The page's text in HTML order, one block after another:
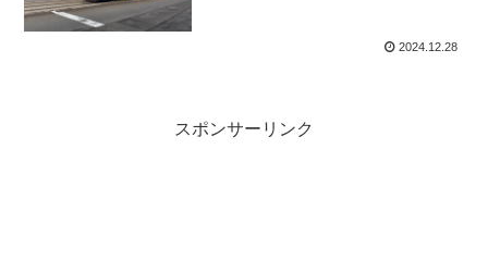
2024.12.28
スポンサーリンク